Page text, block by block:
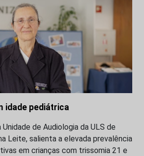
idade pediátrica
de Audiologia da ULS de
Leite, salienta a elevada prevalência
em crianças com trissomia 21 e